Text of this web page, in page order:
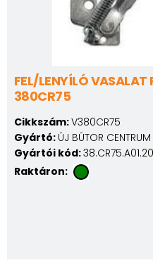
FEL/LENYÍLÓ VASALAT
380CR75
Cikkszám:V380CR75
Gyártó: ÚJ BÚTOR CENTRUM
Gyártói kód:38.CR75.A01.20
Raktáron: